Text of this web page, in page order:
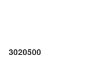
3020500